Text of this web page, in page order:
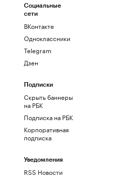
Социальные
сети
ВКонтакте
Одноклассники
Telegram
Дзен
Подписки
Скрыть баннеры
на РБК
Подписка на РБК
Корпоративная
подписка
Уведомления
RSS Новости